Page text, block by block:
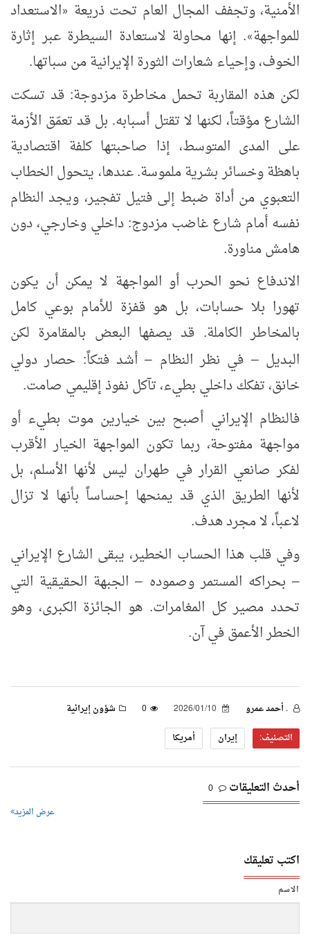
الأمنية، وتجفف المجال العام تحت ذريعة «الاستعداد
للمواجهة». إنها محاولة لاستعادة السيطرة عبر إثارة
الخوف، وإحياء شعارات الثورة الإيرانية من سباتها.
لكن هذه المقاربة تحمل مخاطرة مزدوجة: قد تسكت
الشارع مؤقتاً، لكنها لا تقتل أسبابه. بل قد تعمّق الأزمة
على المدى المتوسط، إذا صاحبتها كلفة اقتصادية
باهظة وخسائر بشرية ملموسة. عندها، يتحول الخطاب
التعبوي من أداة ضبط إلى فتيل تفجير، ويجد النظام
نفسه أمام شارع غاضب مزدوج: داخلي وخارجي، دون
هامش مناورة.
الاندفاع نحو الحرب أو المواجهة لا يمكن أن يكون
تهورا بلا حسابات، بل هو قفزة للأمام بوعي كامل
بالمخاطر الكاملة. قد يصفها البعض بالمقامرة لكن
البديل– في نظر النظام –أشد فتكاً: حصار دولي
خانق، تفكك داخلي بطيء، تآكل نفوذ إقليمي صامت.
فالنظام الإيراني أصبح بين خيارين موت بطيء أو
مواجهة مفتوحة، ربما تكون المواجهة الخيار الأقرب
لفكر صانعي القرار في طهران ليس لأنها الأسلم، بل
لأنها الطريق الذي قد يمنحها إحساساً بأنها لا تزال
لاعباً، لا مجرد هدف.
وفي قلب هذا الحساب الخطير، يبقى الشارع الإيراني
–بحراكه المستمر وصموده –الجبهة الحقيقية التي
تحدد مصير كل المغامرات. هو الجائزة الكبرى، وهو
الخطر الأعمق في آن.
. أحمد عمرو 0
شؤون إيرانية
التصنيف:
إيران أمريكا
أحدث التعليقات 0
عرض المزيد
اكتب تعليقك
الاسم